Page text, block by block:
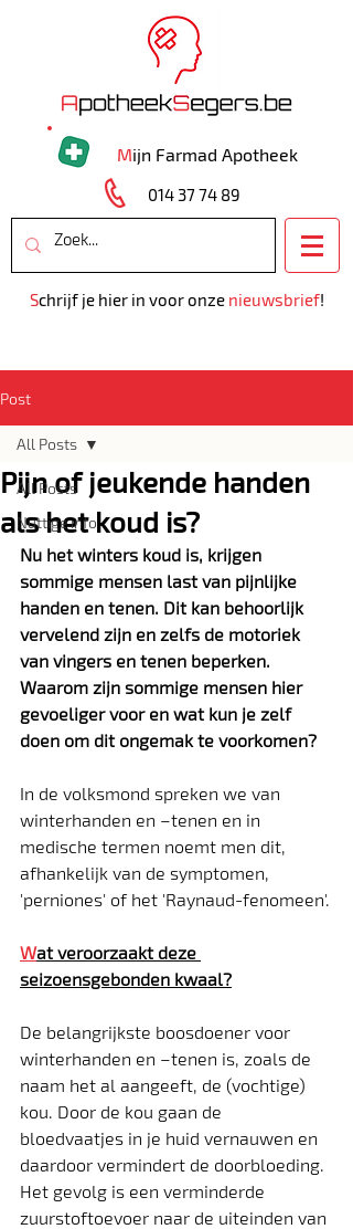
Mijn Farmad Apotheek
014 37 74 89
Schrijf je hier in voor onze nieuwsbrief!
Post
All Posts
Nuttige info
All Posts
Pijn of jeukende handen
als het koud is?
Nu het winters koud is, krijgen
sommige mensen last van pijnlijke
handen en tenen. Dit kan behoorlijk
vervelend zijn en zelfs de motoriek
van vingers en tenen beperken.
Waarom zijn sommige mensen hier
gevoeliger voor en wat kun je zelf
doen om dit ongemak te voorkomen?
In de volksmond spreken we van
winterhanden en –tenen en in
medische termen noemt men dit,
afhankelijk van de symptomen,
'perniones' of het 'Raynaud-fenomeen'.
Wat veroorzaakt deze
seizoensgebonden kwaal?
De belangrijkste boosdoener voor
winterhanden en –tenen is, zoals de
naam het al aangeeft, de (vochtige)
kou. Door de kou gaan de
bloedvaatjes in je huid vernauwen en
daardoor vermindert de doorbloeding.
Het gevolg is een verminderde
zuurstoftoevoer naar de uiteinden van